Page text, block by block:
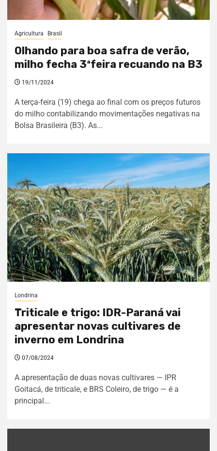
Agricultura Brasil
Olhando para boa safra de verão,
milho fecha 3ªfeira recuando na B3
19/11/2024
A terça-feira (19) chega ao final com os preços futuros
do milho contabilizando movimentações negativas na
Bolsa Brasileira (B3). As...
Londrina
Triticale e trigo: IDR-Paraná vai
apresentar novas cultivares de
inverno em Londrina
07/08/2024
A apresentação de duas novas cultivares — IPR
Goitacá, de triticale, e BRS Coleiro, de trigo — é a
principal...